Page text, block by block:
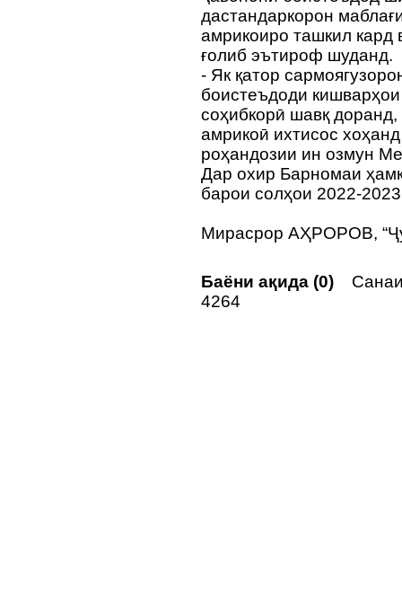
дастандаркорон
амрикоиро ташкил
ғолиб эътироф шуданд.
- Як қатор
боистеъдоди
соҳибкорӣ шавқ
амрикоӣ ихтисос
роҳандозии ин озмун
Дар охир Барномаи
барои солҳои 2022-
Мирасрор АҲРОРОВ,
Баёни ақида (0)
4264